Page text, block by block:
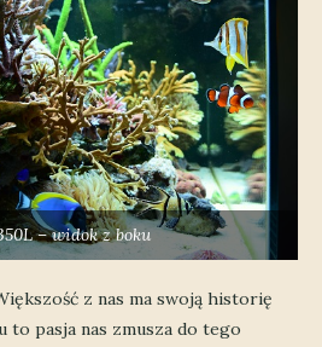
– widok z boku
z nas ma swoją historię
to pasja nas zmusza do tego